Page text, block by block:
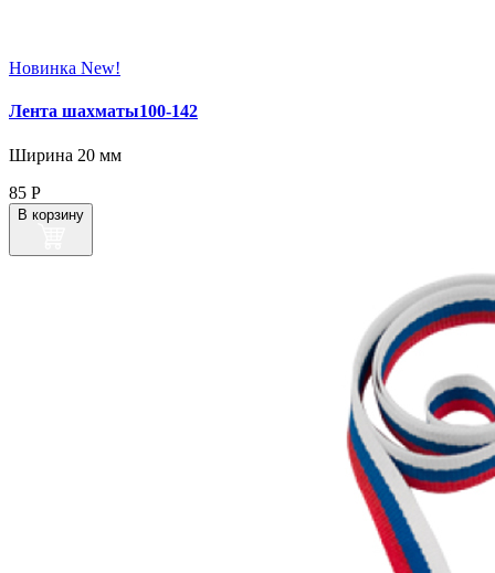
Новинка New!
Лента шахматы100-142
Ширина 20 мм
85 Р
В корзину